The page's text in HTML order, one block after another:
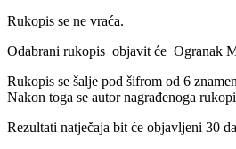
Rukopis se ne vraća.
Odabrani rukopis objavit će Ogranak
Rukopis se šalje pod šifrom od 6
Nakon toga se autor nagrađenoga
Rezultati natječaja bit će objavljeni 30